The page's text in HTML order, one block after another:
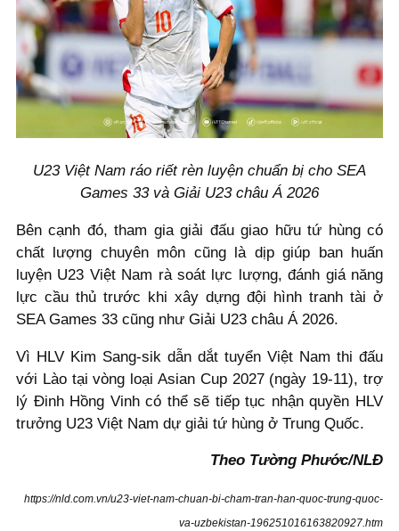
U23 Việt Nam ráo riết rèn luyện chuẩn bị cho SEA
Games 33 và Giải U23 châu Á 2026
Bên cạnh đó, tham gia giải đấu giao hữu tứ hùng có
chất lượng chuyên môn cũng là dịp giúp ban huấn
luyện U23 Việt Nam rà soát lực lượng, đánh giá năng
lực cầu thủ trước khi xây dựng đội hình tranh tài ở
SEA Games 33 cũng như Giải U23 châu Á 2026.
Vì HLV Kim Sang-sik dẫn dắt tuyển Việt Nam thi đấu
với Lào tại vòng loại Asian Cup 2027 (ngày 19-11), trợ
lý Đinh Hồng Vinh có thể sẽ tiếp tục nhận quyền HLV
trưởng U23 Việt Nam dự giải tứ hùng ở Trung Quốc.
Theo Tường Phước/NLĐ
https://nld.com.vn/u23-viet-nam-chuan-bi-cham-tran-han-quoc-trung-quoc-
va-uzbekistan-196251016163820927.htm